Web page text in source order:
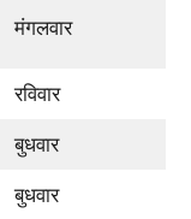
मंगलवार
रविवार
बुधवार
बुधवार